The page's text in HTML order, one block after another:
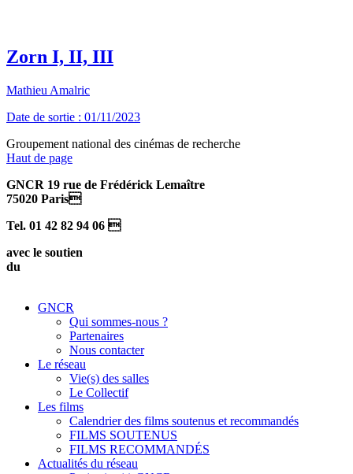
Zorn I, II, III
Mathieu Amalric
Date de sortie : 01/11/2023
Groupement national des cinémas de recherche
Haut de page
GNCR 19 rue de Frédérick Lemaître
75020 Paris
Tel. 01 42 82 94 06 
avec le soutien
du
GNCR
Qui sommes-nous ?
Partenaires
Nous contacter
Le réseau
Vie(s) des salles
Le Collectif
Les films
Calendrier des films soutenus et recommandés
FILMS SOUTENUS
FILMS RECOMMANDÉS
Actualités du réseau